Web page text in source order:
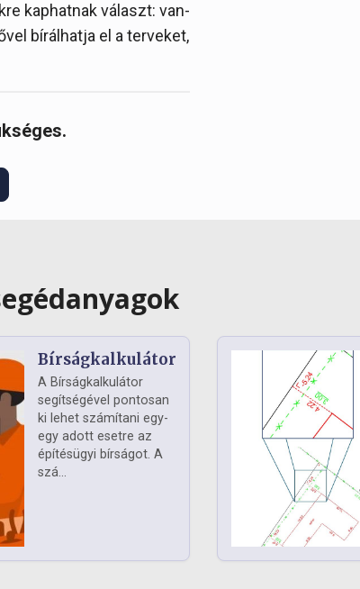
kaphatnak választ: van-
bírálhatja el a terveket,
Bírságkalkulátor
A Bírságkalkulátor
segítségével pontosan
ki lehet számítani egy-
egy adott esetre az
építésügyi bírságot. A
szá...